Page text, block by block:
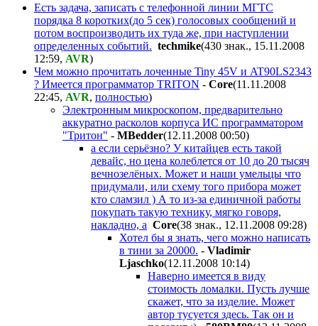
Есть задача, записать с телефонной линии МГТС
порядка 8 коротких(до 5 сек) голосовых сообщений и
потом воспроизводить их туда же, при наступлении
определенных событий. techmike(430 знак., 15.11.2008
12:59, AVR)
Чем можно прочитать лоченные Tiny 45V и AT90LS2343
? Имеется программатор TRITON - Core(11.11.2008
22:45, AVR, полностью)
Электронным микроскопом, предварительно
аккуратно расколов корпуса ИС программатором
"Тритон" - MBedder(12.11.2008 00:50)
а если серьёзно? У китайцев есть такой
девайс, но цена колеблется от 10 до 20 тысяч
вечнозелёных. Может и наши умельцы что
придумали, или схему того прибора может
кто сламзил ) А то из-за единичной работы
покупать такую технику, мягко говоря,
накладно, а Core(38 знак., 12.11.2008 09:28)
Хотел бы я знать, чего можно написать
в тини за 20000. - Vladimir
Ljaschko(12.11.2008 10:14)
Наверно имеется в виду
стоимость ломалки. Пусть лучше
скажет, что за изделие. Может
автор тусуется здесь. Так он и